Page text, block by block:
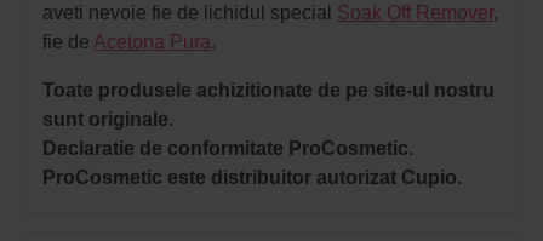
aveti nevoie fie de lichidul special Soak Off Remover,
fie de Acetona Pura.
Toate produsele achizitionate de pe site-ul nostru
sunt originale.
Declaratie de conformitate ProCosmetic.
ProCosmetic este distribuitor autorizat Cupio.